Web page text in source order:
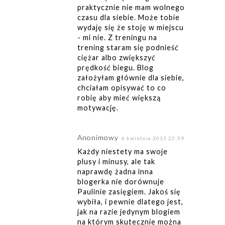
praktycznie nie mam wolnego
czasu dla siebie. Może tobie
wydaję się że stoję w miejscu
- mi nie. Z treningu na
trening staram się podnieść
ciężar albo zwiększyć
prędkość biegu. Blog
założyłam głównie dla siebie,
chciałam opisywać to co
robię aby mieć większą
motywację.
Anonimowy 6 kwietnia 2013 22:59
Każdy niestety ma swoje
plusy i minusy, ale tak
naprawdę żadna inna
blogerka nie dorównuje
Paulinie zasięgiem. Jakoś się
wybiła, i pewnie dlatego jest,
jak na razie jedynym blogiem
na którym skutecznie można